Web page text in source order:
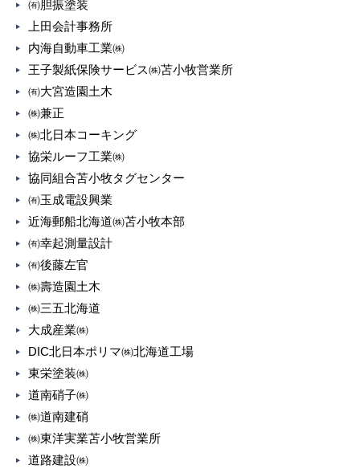
㈲胆振塗装
上田会計事務所
内海自動車工業㈱
王子製紙保険サービス㈱苫小牧営業所
㈲大宮造園土木
㈱兼正
㈱北日本コーキング
協栄ルーフ工業㈱
協同組合苫小牧タグセンター
㈲玉成電設興業
近海郵船北海道㈱苫小牧本部
㈲幸起測量設計
㈲後藤左官
㈱壽造園土木
㈱三五北海道
大成産業㈱
DIC北日本ポリマ㈱北海道工場
東栄塗装㈱
道南硝子㈱
㈱道南建硝
㈱東洋実業苫小牧営業所
道路建設㈱